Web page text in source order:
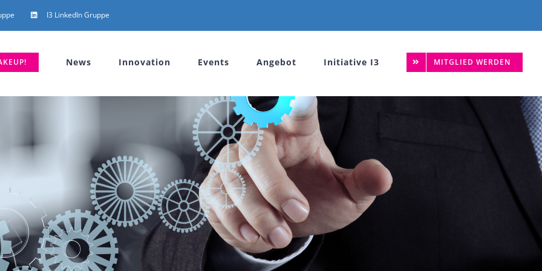
I3 LinkedIn Gruppe
News Innovation Events Angebot Initiative I3 MITGLIED WERDEN